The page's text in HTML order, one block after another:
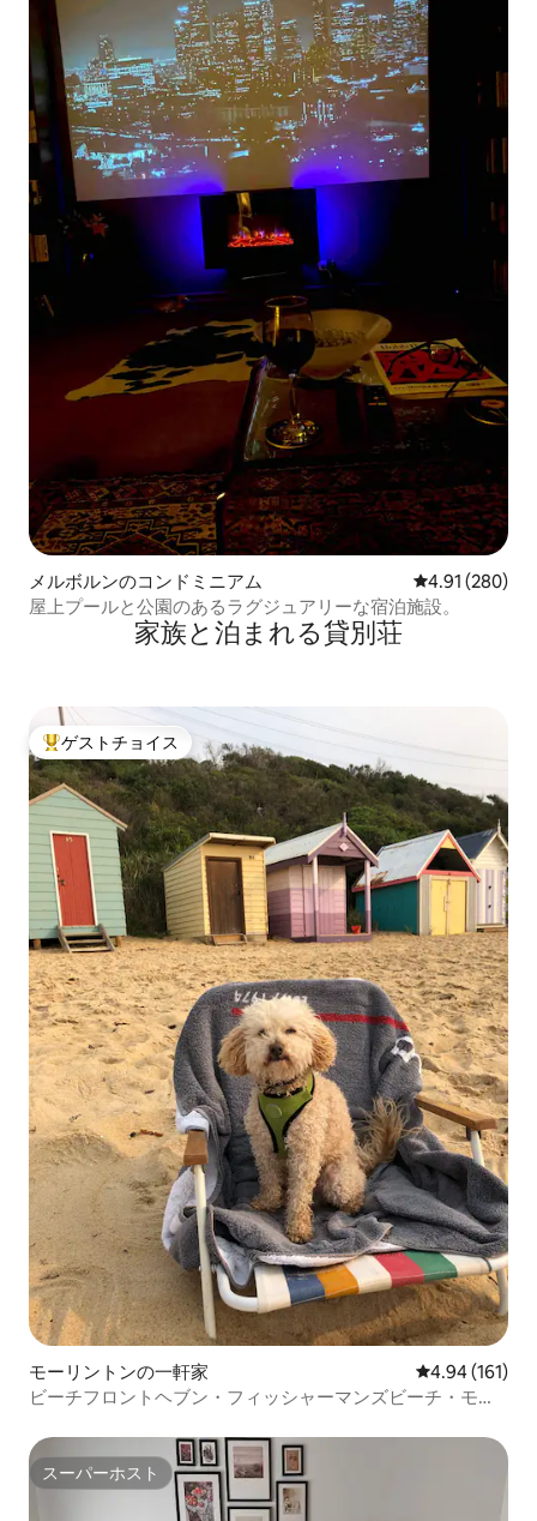
メルボルンのコンドミニアム レビュー280
4.91 (280)
屋上プールと公園のあるラグジュアリーな宿泊施設。
家族と泊まれる貸別荘
大好評のゲストチョイスです。
ゲストチョイス
モーリントンの一軒家 レビュー161
4.94 (161)
ビーチフロントヘブン・フィッシャーマンズビーチ・モー
スーパーホスト
スーパーホスト